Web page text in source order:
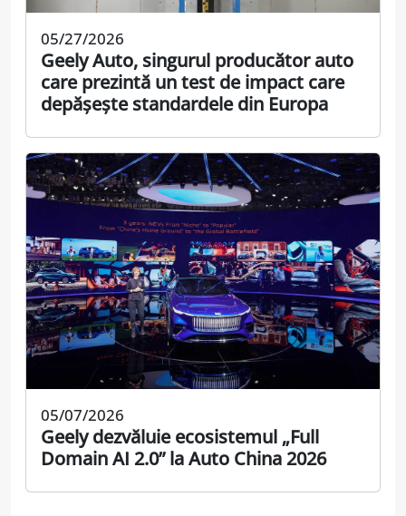
05/27/2026
Geely Auto, singurul producător auto
care prezintă un test de impact care
depășește standardele din Europa
05/07/2026
Geely dezvăluie ecosistemul „Full
Domain AI 2.0” la Auto China 2026